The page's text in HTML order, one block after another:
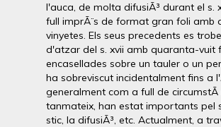
l'auca, de molta difusiÃ³ durant el s.
full imprÃ¨s de format gran foli amb
vinyetes. Els seus precedents es
d'atzar del s. xvii amb quaranta-vuit
encasellades sobre un tauler o un
ha sobreviscut incidentalment fins a
generalment com a full de circumstÃ
tanmateix, han estat importants pel
stic, la difusiÃ³, etc. Actualment, a